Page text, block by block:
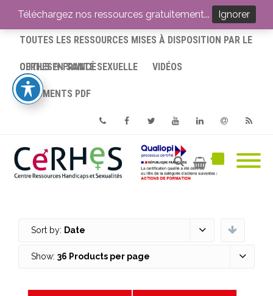
ACCUEIL
TOUTES LES RESSOURCES MISES À DISPOSITION PAR LE
CERHES® FRANCE
OUTILS EN SANTÉ SEXUELLE VIDÉOS
DOCUMENTS PDF
PhoneFacebookTwitterYoutube
Sort by: Date
Show: 36 Products per page
Téléchargez nos ressources gratuitement... Ignorer